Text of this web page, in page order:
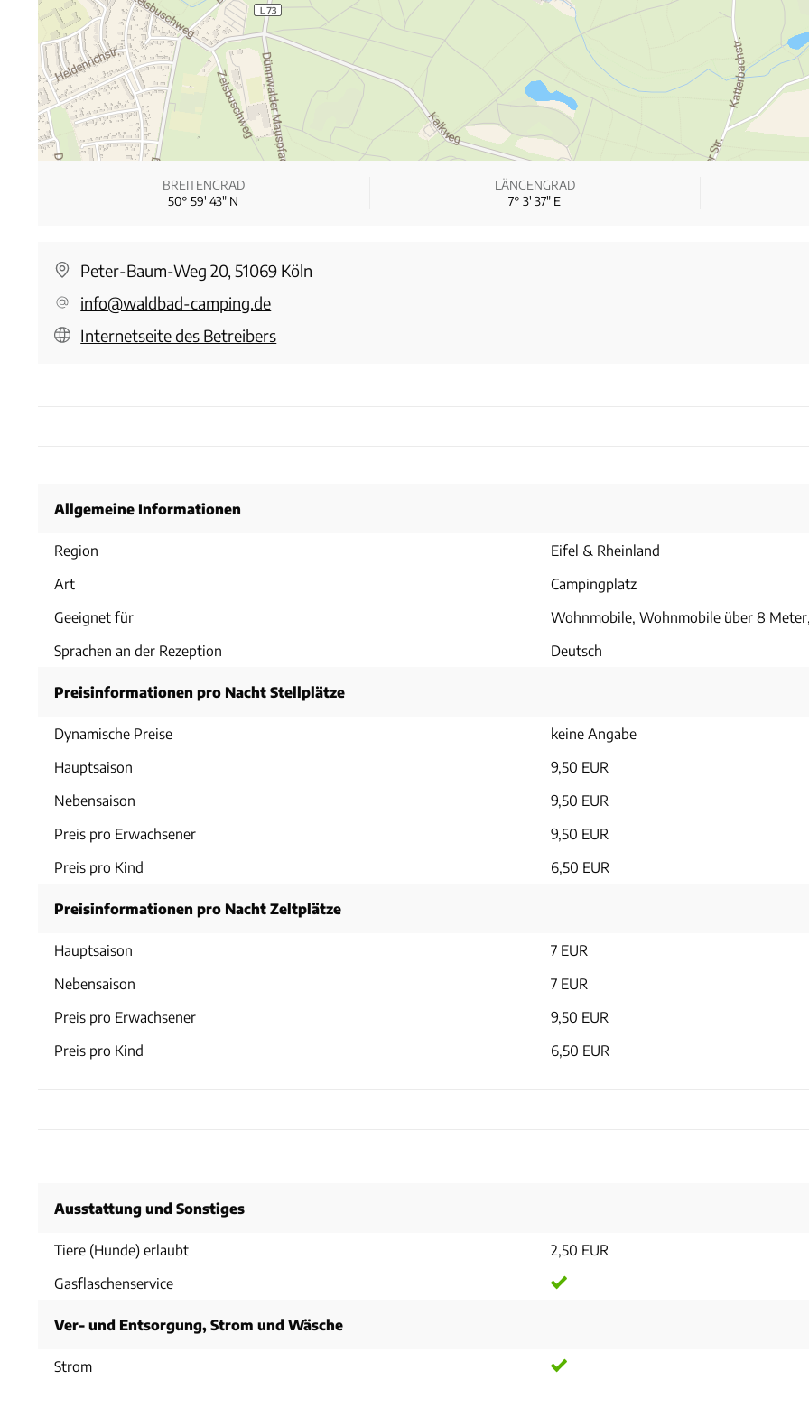
BREITENGRAD
50° 59′ 43″ N
LÄNGENGRAD
7° 3′ 37″ E
Peter-Baum-Weg 20, 51069 Köln
info@waldbad-camping.de
Internetseite des Betreibers
Allgemeine Informationen
Region
Eifel & Rheinland
Art
Campingplatz
Geeignet für
Wohnmobile, Wohnmobile über 8
Sprachen an der Rezeption
Deutsch
Preisinformationen pro Nacht Stellplätze
Dynamische Preise
keine Angabe
Hauptsaison
9,50 EUR
Nebensaison
9,50 EUR
Preis pro Erwachsener
9,50 EUR
Preis pro Kind
6,50 EUR
Preisinformationen pro Nacht Zeltplätze
Hauptsaison
7 EUR
Nebensaison
7 EUR
Preis pro Erwachsener
9,50 EUR
Preis pro Kind
6,50 EUR
Ausstattung und Sonstiges
Tiere (Hunde) erlaubt
2,50 EUR
Gasflaschenservice
Ver- und Entsorgung, Strom und Wäsche
Strom